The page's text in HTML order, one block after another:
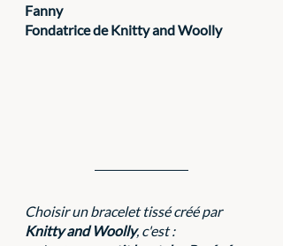
Fanny
Fondatrice de Knitty and Woolly
Choisir un bracelet tissé créé par
Knitty and Woolly, c'est :